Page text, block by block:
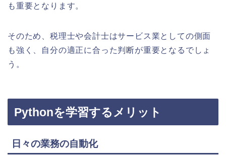
も重要となります。
そのため、税理士や会計士はサービス業としての側面
も強く、自分の適正に合った判断が重要となるでしょ
う。
Pythonを学習するメリット
日々の業務の自動化